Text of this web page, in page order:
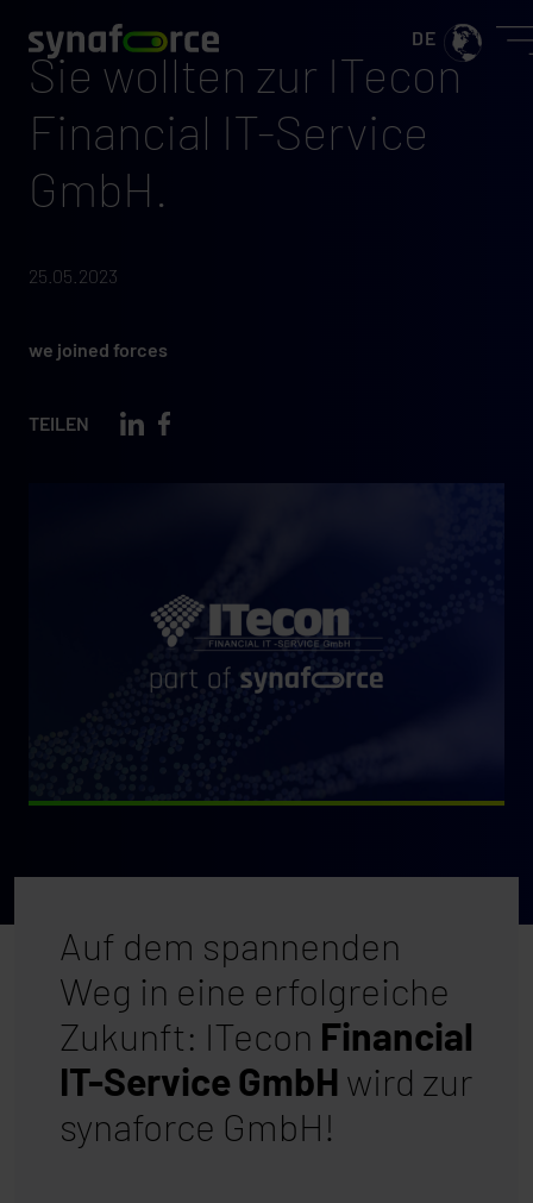
Sie wollten zur ITecon
Financial IT-Service
GmbH.
25.05.2023
we joined forces
TEILEN
Auf dem spannenden
Weg in eine erfolgreiche
Zukunft: ITecon Financial
IT-Service GmbH wird zur
synaforce GmbH!